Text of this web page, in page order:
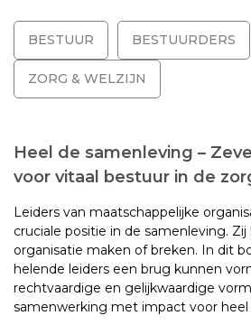
BESTUUR BESTUURDERS
ZORG & WELZIJN
Heel de samenleving –
voor vitaal bestuur in de
Leiders van maatschappelijke
cruciale positie in de samenleving.
organisatie maken of breken. In dit
helende leiders een brug kunnen
rechtvaardige en gelijkwaardige
samenwerking met impact voor heel